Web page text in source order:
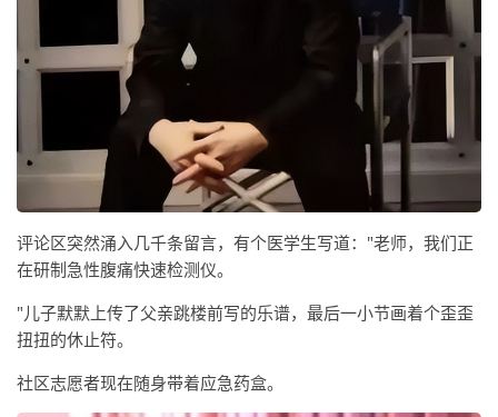
评论区突然涌入几千条留言，有个医学生写道："老师，我们正
在研制急性腹痛快速检测仪。
"儿子默默上传了父亲跳楼前写的乐谱，最后一小节画着个歪歪
扭扭的休止符。
社区志愿者现在随身带着应急药盒。